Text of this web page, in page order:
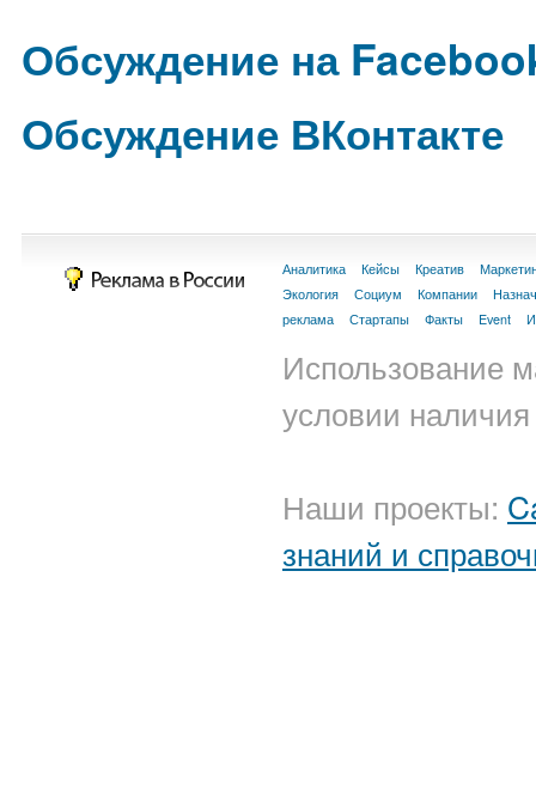
Обсуждение на
Обсуждение ВКонтакте
Аналитика Кейсы Креатив
Экология
Социум Компании
реклама
Стартапы Факты Event
Использование
условии
Наши проекты:
знаний и